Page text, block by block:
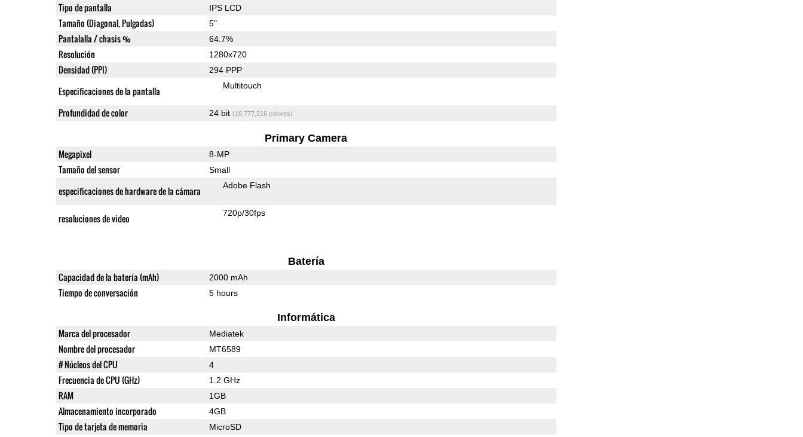
Tipo de pantalla IPS LCD
Tamaño (Diagonal, Pulgadas) 5"
Pantalalla / chasis % 64.7%
Resolución 1280x720
Densidad (PPI) 294 PPP
Especificaciones de la pantalla Multitouch
Profundidad de color 24 bit (16,777,216 colores)
Primary Camera
Megapixel 8-MP
Tamaño del sensor Small
especificaciones de hardware de la cámara Adobe Flash
resoluciones de video 720p/30fps
Batería
Capacidad de la batería (mAh) 2000 mAh
Tiempo de conversación 5 hours
Informática
Marca del procesador Mediatek
Nombre del procesador MT6589
# Núcleos del CPU 4
Frecuencia de CPU (GHz) 1.2 GHz
RAM 1GB
Almacenamiento incorporado 4GB
Tipo de tarjeta de memoria MicroSD